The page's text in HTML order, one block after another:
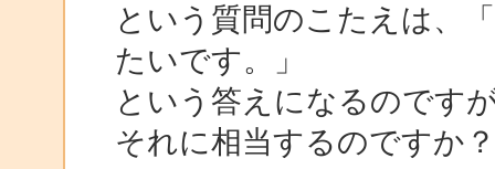
という質問のこたえは、
たいです。」
という答えになるのです
それに相当するのですか？